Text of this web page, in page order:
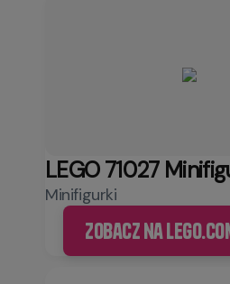
LEGO 71027
Minifigurki
Zobacz na